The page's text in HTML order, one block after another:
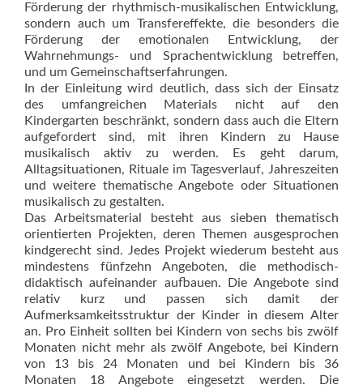
Förderung der rhythmisch-musikalischen Entwicklung,
sondern auch um Transfereffekte, die besonders die
Förderung der emotionalen Entwicklung, der
Wahrnehmungs- und Sprachentwicklung betreffen,
und um Gemeinschaftserfahrungen.
In der Einleitung wird deutlich, dass sich der Einsatz
des umfangreichen Materials nicht auf den
Kindergarten beschränkt, sondern dass auch die Eltern
aufgefordert sind, mit ihren Kindern zu Hause
musikalisch aktiv zu werden. Es geht darum,
Alltagsituationen, Rituale im Tagesverlauf, Jahreszeiten
und weitere thematische Angebote oder Situationen
musikalisch zu gestalten.
Das Arbeitsmaterial besteht aus sieben thematisch
orientierten Projekten, deren Themen ausgesprochen
kindgerecht sind. Jedes Projekt wiederum besteht aus
mindestens fünfzehn Angeboten, die methodisch-
didaktisch aufeinander aufbauen. Die Angebote sind
relativ kurz und passen sich damit der
Aufmerksamkeitsstruktur der Kinder in diesem Alter
an. Pro Einheit sollten bei Kindern von sechs bis zwölf
Monaten nicht mehr als zwölf Angebote, bei Kindern
von 13 bis 24 Monaten und bei Kindern bis 36
Monaten 18 Angebote eingesetzt werden. Die